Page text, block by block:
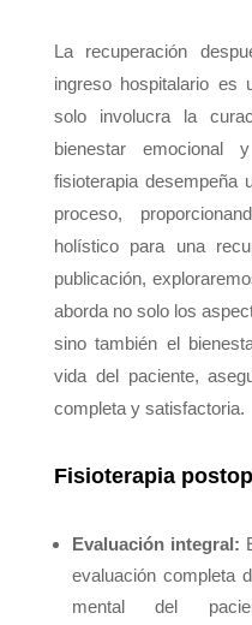
La recuperación
ingreso hospitalario es
solo involucra la
bienestar emocional
fisioterapia desempeña
proceso,
holístico para una
publicación,
aborda no solo los
sino también el
vida del paciente,
completa y satisfactoria.
Fisioterapia
Evaluación integral:
evaluación completa
mental del